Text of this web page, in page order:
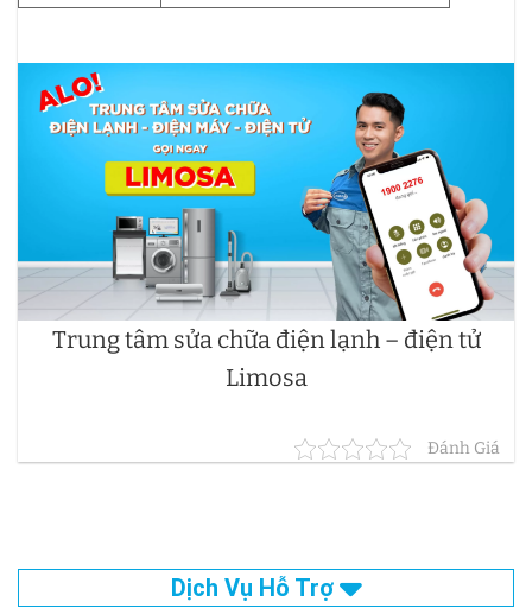
Trung tâm sửa chữa điện lạnh – điện tử
Limosa
Đánh Giá
Dịch Vụ Hỗ Trợ